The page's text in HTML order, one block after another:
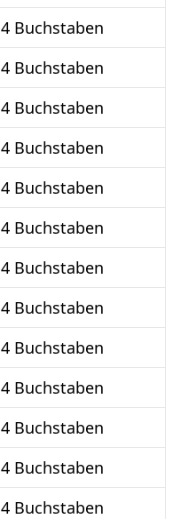
4 Buchstaben
4 Buchstaben
4 Buchstaben
4 Buchstaben
4 Buchstaben
4 Buchstaben
4 Buchstaben
4 Buchstaben
4 Buchstaben
4 Buchstaben
4 Buchstaben
4 Buchstaben
4 Buchstaben